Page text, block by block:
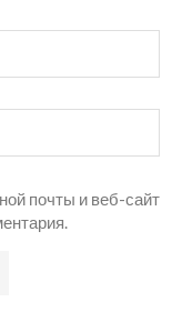
почты и веб-сайт